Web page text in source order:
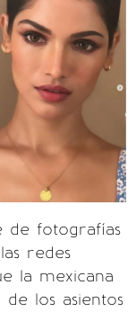
de fotografías
redes
la mexicana
los asientos